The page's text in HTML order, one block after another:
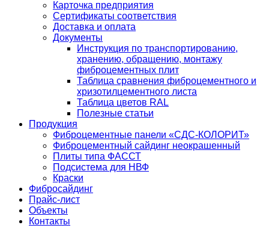
Карточка предприятия
Сертификаты соответствия
Доставка и оплата
Документы
Инструкция по транспортированию,
хранению, обращению, монтажу
фиброцементных плит
Таблица сравнения фиброцементного и
хризотилцементного листа
Таблица цветов RAL
Полезные статьи
Продукция
Фиброцементные панели «СДС-КОЛОРИТ»
Фиброцементный сайдинг неокрашенный
Плиты типа ФАССТ
Подсистема для НВФ
Краски
Фибросайдинг
Прайс-лист
Объекты
Контакты